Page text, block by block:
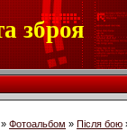
зброя
» Фотоальбом » Після бою